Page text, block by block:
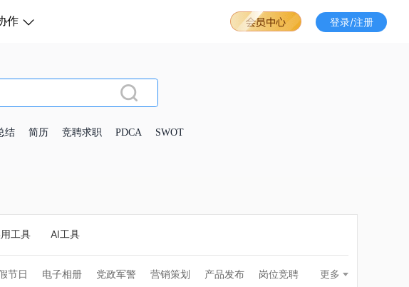
作 登录/注册
结 简历 竞聘求职 PDCA SWOT
工具 AI工具
节日 电子相册 党政军警 营销策划 产品发布 岗位竞聘 更多